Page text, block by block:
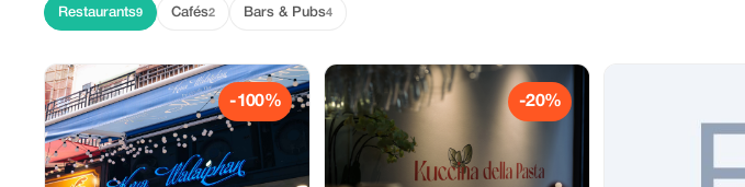
Restaurants9 Cafés2 Bars & Pubs4
-100% -20%